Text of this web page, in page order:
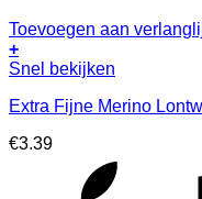
Toevoegen aan
+
Snel bekijken
Extra Fijne Merino
€3.39